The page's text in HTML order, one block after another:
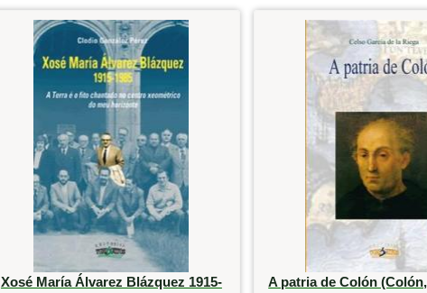
Xosé María Álvarez Blázquez 1915-
A patria de Colón